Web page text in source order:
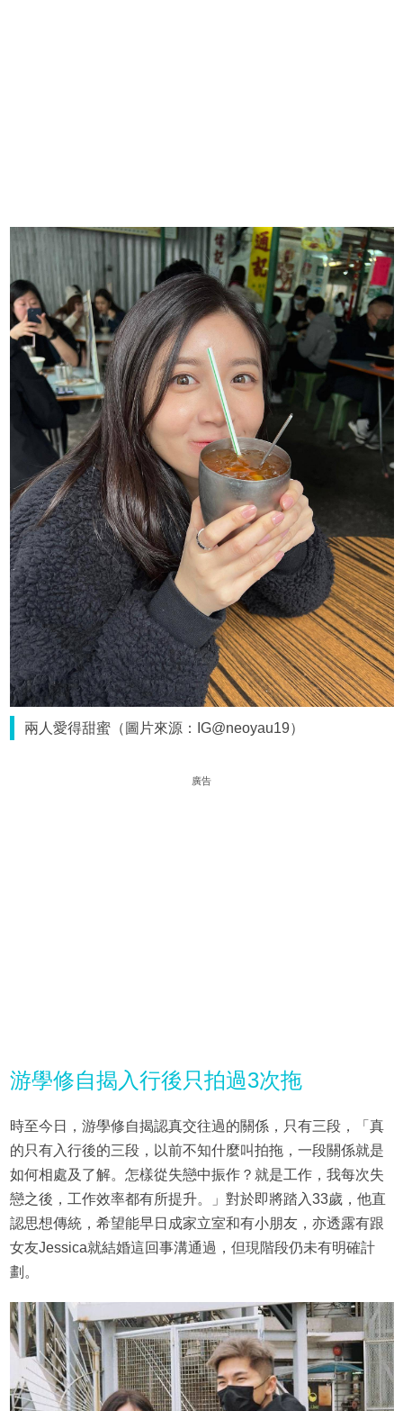
兩人愛得甜蜜（圖片來源：IG@neoyau19）
廣告
游學修自揭入行後只拍過3次拖
時至今日，游學修自揭認真交往過的關係，只有三段，「真
的只有入行後的三段，以前不知什麼叫拍拖，一段關係就是
如何相處及了解。怎樣從失戀中振作？就是工作，我每次失
戀之後，工作效率都有所提升。」對於即將踏入33歲，他直
認思想傳統，希望能早日成家立室和有小朋友，亦透露有跟
女友Jessica就結婚這回事溝通過，但現階段仍未有明確計
劃。